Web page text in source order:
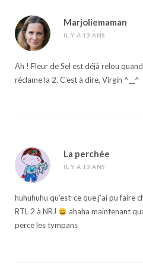
Marjoliemaman
IL Y A 13 ANS
Ah ! Fleur de Sel est déjà relou
réclame la 2. C’est à dire, Virgin ^__^
La perchée
IL Y A 13 ANS
huhuhuhu qu’est-ce que j’ai pu faire
RTL 2 à NRJ
ahaha maintenant
perce les tympans